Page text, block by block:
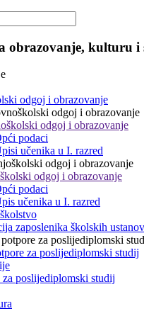
obrazovanje, kulturu i
odgoj i obrazovanje
odgoj i obrazovanje
podaci
učenika u I. razred
odgoj i obrazovanje
podaci
učenika u I. razred
zaposlenika školskih
za poslijediplomski studij
za poslijediplomski studij